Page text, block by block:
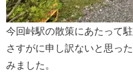
今回峠駅の散策にあたって
さすがに申し訳ないと思っ
みました。